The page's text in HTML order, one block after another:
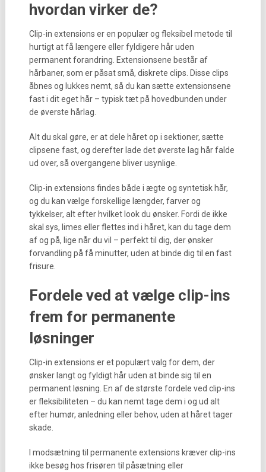
hvordan virker de?
Clip-in extensions er en populær og fleksibel metode til
hurtigt at få længere eller fyldigere hår uden
permanent forandring. Extensionsene består af
hårbaner, som er påsat små, diskrete clips. Disse clips
åbnes og lukkes nemt, så du kan sætte extensionsene
fast i dit eget hår – typisk tæt på hovedbunden under
de øverste hårlag.
Alt du skal gøre, er at dele håret op i sektioner, sætte
clipsene fast, og derefter lade det øverste lag hår falde
ud over, så overgangene bliver usynlige.
Clip-in extensions findes både i ægte og syntetisk hår,
og du kan vælge forskellige længder, farver og
tykkelser, alt efter hvilket look du ønsker. Fordi de ikke
skal sys, limes eller flettes ind i håret, kan du tage dem
af og på, lige når du vil – perfekt til dig, der ønsker
forvandling på få minutter, uden at binde dig til en fast
frisure.
Fordele ved at vælge clip-ins
frem for permanente
løsninger
Clip-in extensions er et populært valg for dem, der
ønsker langt og fyldigt hår uden at binde sig til en
permanent løsning. En af de største fordele ved clip-ins
er fleksibiliteten – du kan nemt tage dem i og ud alt
efter humør, anledning eller behov, uden at håret tager
skade.
I modsætning til permanente extensions kræver clip-ins
ikke besøg hos frisøren til påsætning eller